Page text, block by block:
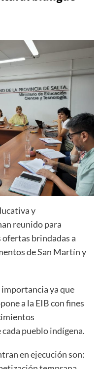
y
reunido para
brindadas a
de San Martín y
ya que
a la EIB con fines
pueblo indígena.
en ejecución son: